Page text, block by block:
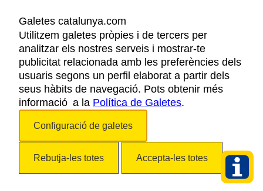
AVÍS LEGAL
POLÍTICA DE PRIVACITAT
COOKIES
ACCESSIBILITAT
Galetes catalunya.com
Utilitzem galetes pròpies i de tercers per
analitzar els nostres serveis i mostrar-te
publicitat relacionada amb les preferències dels
usuaris segons un perfil elaborat a partir dels
seus hàbits de navegació. Pots obtenir més
informació a la Política de Galetes.
Configuració de galetes
Rebutja-les totes Accepta-les totes